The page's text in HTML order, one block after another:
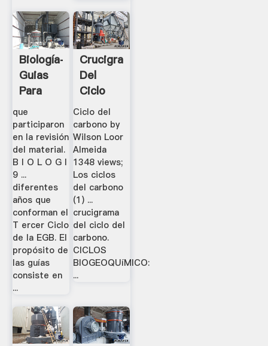
Biología-
Guias
Para
Enseñar
Y
Aprender
que
participaron
en la revisión
del material.
B I O L O G I
9 ...
diferentes
años que
conforman el
T ercer Ciclo
de la EGB. El
propósito de
las guías
consiste en
...
Crucigrama
Del
Ciclo
Del
Carbono
-
Bertkelly
Ciclo del
carbono by
Wilson Loor
Almeida
1348 views;
Los ciclos
del carbono
(1) ...
crucigrama
del ciclo del
carbono.
CICLOS
BIOGEOQUíMICO:
...